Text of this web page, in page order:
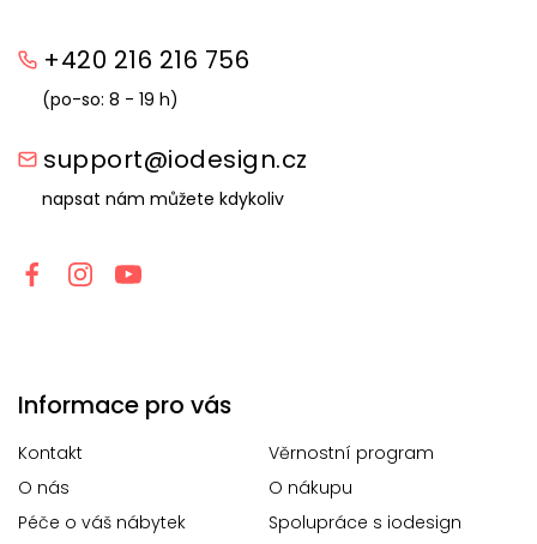
+420 216 216 756
(po-so: 8 - 19 h)
support@iodesign.cz
napsat nám můžete kdykoliv
Informace pro vás
Kontakt
Věrnostní program
O nás
O nákupu
Péče o váš nábytek
Spolupráce s iodesign